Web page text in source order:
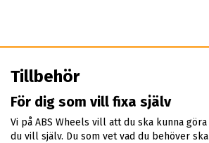
Tillbehör
För dig som vill fixa själv
Vi på ABS Wheels vill att du ska kunna
du vill själv. Du som vet vad du behöver